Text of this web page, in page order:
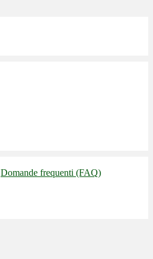
Domande frequenti (FAQ)